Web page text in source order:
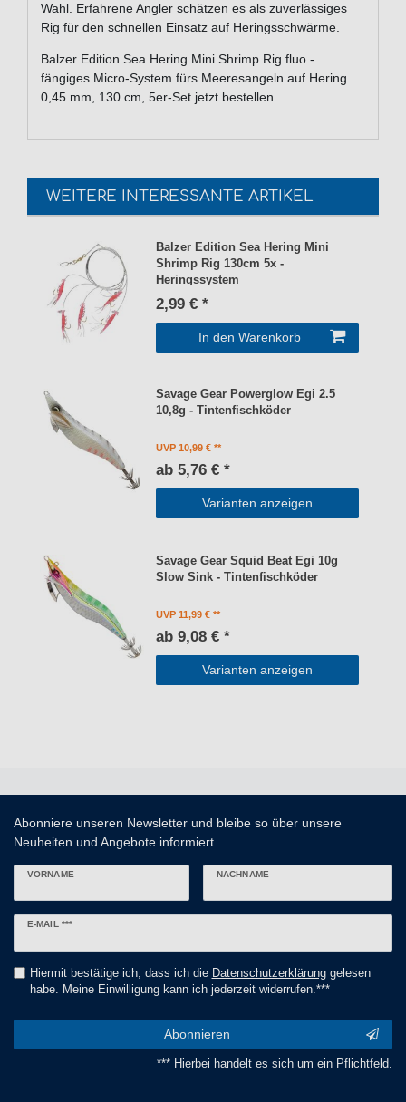
Wahl. Erfahrene Angler schätzen es als zuverlässiges
Rig für den schnellen Einsatz auf Heringsschwärme.
Balzer Edition Sea Hering Mini Shrimp Rig fluo -
fängiges Micro-System fürs Meeresangeln auf Hering.
0,45 mm, 130 cm, 5er-Set jetzt bestellen.
WEITERE INTERESSANTE ARTIKEL
Balzer Edition Sea Hering Mini
Shrimp Rig 130cm 5x -
Heringssystem
2,99 € *
In den Warenkorb
Savage Gear Powerglow Egi 2.5
10,8g - Tintenfischköder
UVP 10,99 €
ab 5,76 € *
Varianten anzeigen
Savage Gear Squid Beat Egi 10g
Slow Sink - Tintenfischköder
UVP 11,99 €
ab 9,08 € *
Varianten anzeigen
Abonniere unseren Newsletter und bleibe so über unsere
Neuheiten und Angebote informiert.
VORNAME NACHNAME
E-MAIL ***
Newsletter
Hiermit bestätige ich, dass ich die Daten­schutz­erklärunggelesen
habe. Meine Einwilligung kann ich jederzeit widerrufen.***
Abonnieren
*** Hierbei handelt es sich um ein Pflichtfeld.